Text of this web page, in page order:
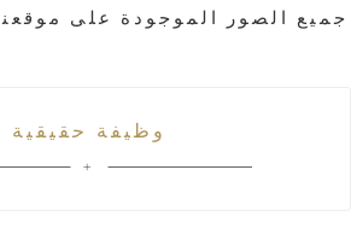
* جميع الصور الموجودة على
وظيفة حقيقية